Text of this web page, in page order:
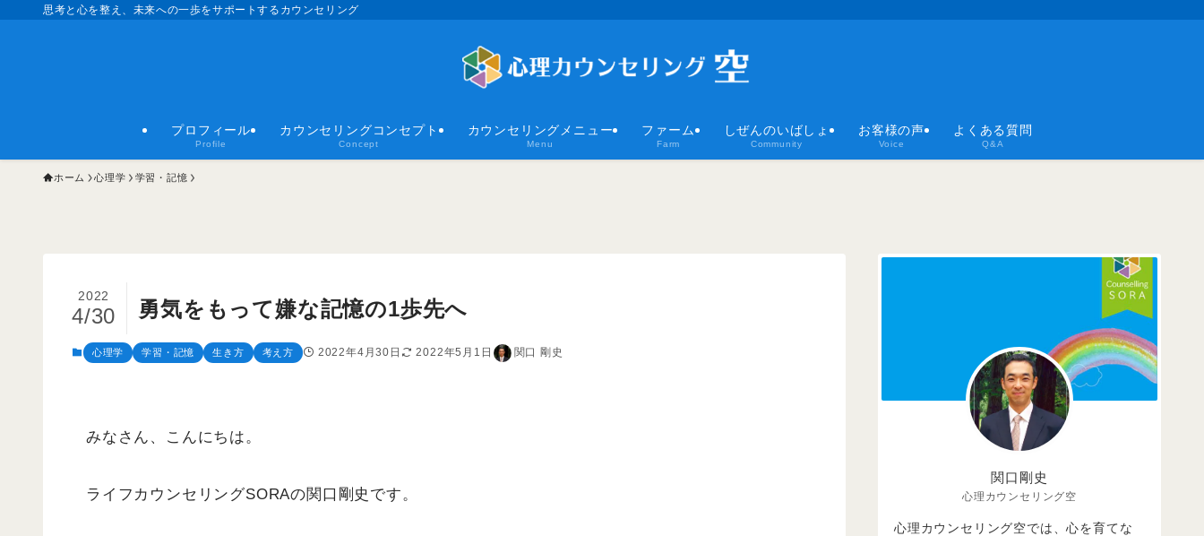
思考と心を整え、未来への一歩をサポートするカウンセリング
プロフィール
Profile
カウンセリングコンセプト
Concept
カウンセリングメニュー
Menu
ファーム
Farm
しぜんのいばしょ
Community
お客様の声
Voice
よくある質問
Q&A
ホーム 心理学 学習・記憶
勇気をもって嫌な記憶の1歩先へ
2022
4/30
心理学 学習・記憶 生き方 考え方 2022年4月30日 2022年5月1日 関口 剛史
みなさん、こんにちは。
ライフカウンセリングSORAの関口剛史です。
関口剛史
心理カウンセリング空
心理カウンセリング空では、心を育てな